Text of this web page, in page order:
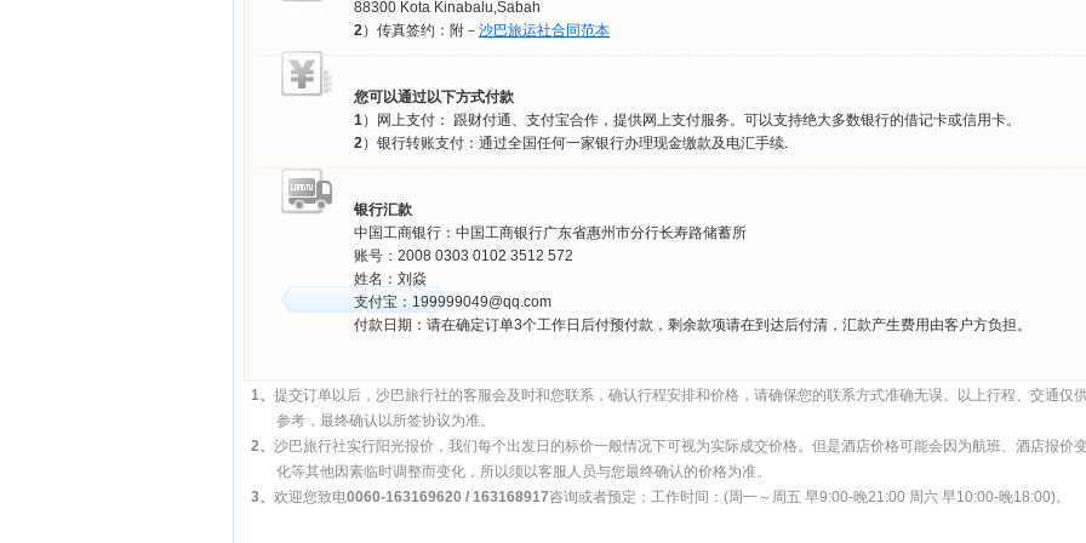
88300 Kota Kinabalu,Sabah
2）传真签约：附－ 沙巴旅运社合同范本
您可以通过以下方式付款
1）网上支付： 跟财付通、支付宝合作，提供网上支付服务。可以支持绝大多数银行的借记卡或信用卡。
2）银行转账支付：通过全国任何一家银行办理现金缴款及电汇手续.
银行汇款
中国工商银行：中国工商银行广东省惠州市分行长寿路储蓄所
账号：2008 0303 0102 3512 572
姓名：刘焱
支付宝：199999049@qq.com
付款日期：请在确定订单3个工作日后付预付款，剩余款项请在到达后付清，汇款产生费用由客户方负担。
1、 提交订单以后，沙巴旅行社的客服会及时和您联系，确认行程安排和价格，请确保您的联系方式准确无误。以上行程、交通仅
参考，最终确认以所签协议为准。
2、 沙巴旅行社实行阳光报价，我们每个出发日的标价一般情况下可视为实际成交价格。但是酒店价格可能会因为航班、酒店报价
化等其他因素临时调整而变化，所以须以客服人员与您最终确认的价格为准。
3、 欢迎您致电0060-163169620 / 163168917咨询或者预定；工作时间：(周一～周五 早9:00-晚21:00 周六 早10:00-晚18:00)。